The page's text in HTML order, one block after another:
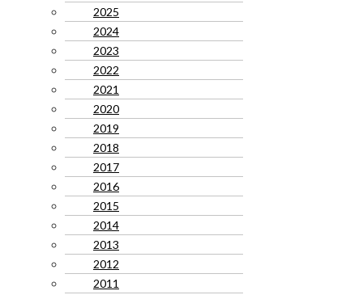
2025
2024
2023
2022
2021
2020
2019
2018
2017
2016
2015
2014
2013
2012
2011